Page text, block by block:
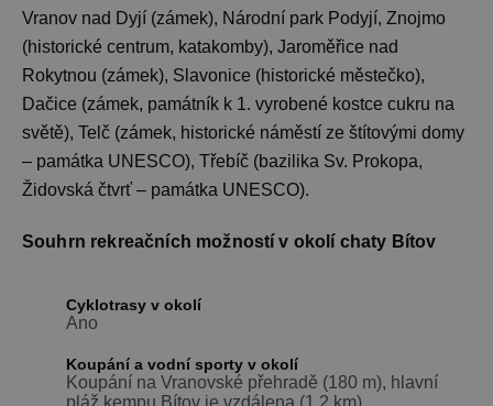
Vranov nad Dyjí (zámek), Národní park Podyjí, Znojmo
(historické centrum, katakomby), Jaroměřice nad
Rokytnou (zámek), Slavonice (historické městečko),
Dačice (zámek, památník k 1. vyrobené kostce cukru na
světě), Telč (zámek, historické náměstí ze štítovými domy
– památka UNESCO), Třebíč (bazilika Sv. Prokopa,
Židovská čtvrť – památka UNESCO).
Souhrn rekreačních možností v okolí chaty Bítov
Cyklotrasy v okolí
Ano
Koupání a vodní sporty v okolí
Koupání na Vranovské přehradě (180 m), hlavní
pláž kempu Bítov je vzdálena (1,2 km)